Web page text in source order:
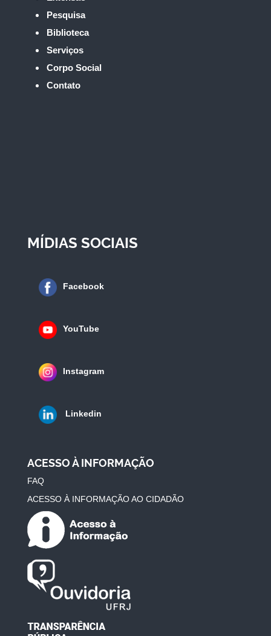
Pesquisa
Biblioteca
Serviços
Corpo Social
Contato
MÍDIAS SOCIAIS
Facebook
YouTube
Instagram
Linkedin
ACESSO À INFORMAÇÃO
FAQ
ACESSO À INFORMAÇÃO AO CIDADÃO